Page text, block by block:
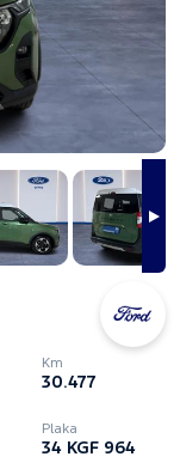
Km
30.477
Plaka
34 KGF 964